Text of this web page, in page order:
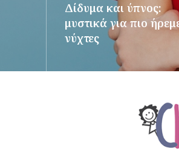
Δίδυμα και ύπνος:
μυστικά για πιο
νύχτες